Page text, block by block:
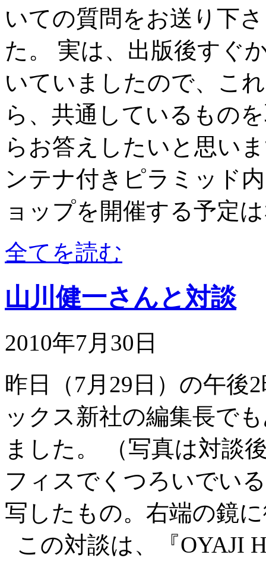
いての質問をお送り下
た。 実は、出版後すぐ
いていましたので、こ
ら、共通しているもの
らお答えしたいと思い
ンテナ付きピラミッド
ョップを開催する予定
全てを読む
山川健一さんと対談
2010年7月30日
昨日（7月29日）の午後
ックス新社の編集長で
ました。 （写真は対談
フィスでくつろいでい
写したもの。右端の鏡
この対談は、『OYAJI